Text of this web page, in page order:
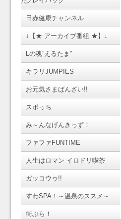
日赤健康チャンネル
↓【★ アーカイブ番組 ★】↓
Lの魂”えるたま”
キラリJUMPIES
お元気さまばんざい!!
スポっち
み～んなげんきっず！
ファファFUNTIME
人生はロマン イロドリ喫茶
ガッコウゥ!!
すわSPA！～温泉のススメ～
街ぶら！